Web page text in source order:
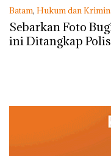
Batam, Hukum dan
Sebarkan Foto
ini Ditangkap